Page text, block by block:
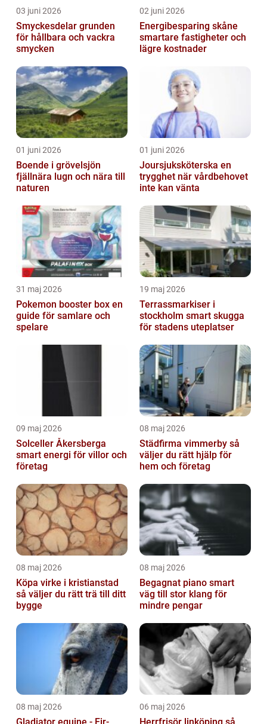
03 juni 2026
Smyckesdelar grunden
för hållbara och vackra
smycken
02 juni 2026
Energibesparing skåne
smartare fastigheter och
lägre kostnader
01 juni 2026
Boende i grövelsjön
fjällnära lugn och nära till
naturen
01 juni 2026
Joursjuksköterska en
trygghet när vårdbehovet
inte kan vänta
31 maj 2026
Pokemon booster box en
guide för samlare och
spelare
19 maj 2026
Terrassmarkiser i
stockholm smart skugga
för stadens uteplatser
09 maj 2026
Solceller Åkersberga
smart energi för villor och
företag
08 maj 2026
Städfirma vimmerby så
väljer du rätt hjälp för
hem och företag
08 maj 2026
Köpa virke i kristianstad
så väljer du rätt trä till ditt
bygge
08 maj 2026
Begagnat piano smart
väg till stor klang för
mindre pengar
08 maj 2026 06 maj 2026